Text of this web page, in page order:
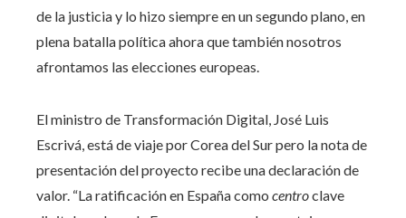
de la justicia y lo hizo siempre en un segundo plano, en
plena batalla política ahora que también nosotros
afrontamos las elecciones europeas.
El ministro de Transformación Digital, José Luis
Escrivá, está de viaje por Corea del Sur pero la nota de
presentación del proyecto recibe una declaración de
valor. “La ratificación en España como centroclave